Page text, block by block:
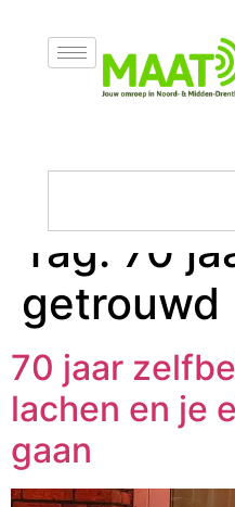
Tag: 70
getrouwd
70 jaar
lachen en je
gaan